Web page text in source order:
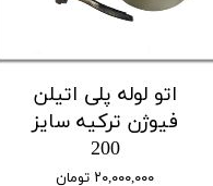
اتو لوله پلی اتیلن
فیوژن ترکیه سایز
200
۲۰,۰۰۰,۰۰۰ تومان